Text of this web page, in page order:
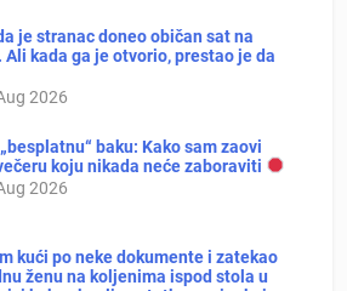
je stranac doneo običan sat na
Ali kada ga je otvorio, prestao je da
2026
baku: Kako sam zaovi
koju nikada neće zaboraviti
2026
kući po neke dokumente i zatekao
ženu na koljenima ispod stola u